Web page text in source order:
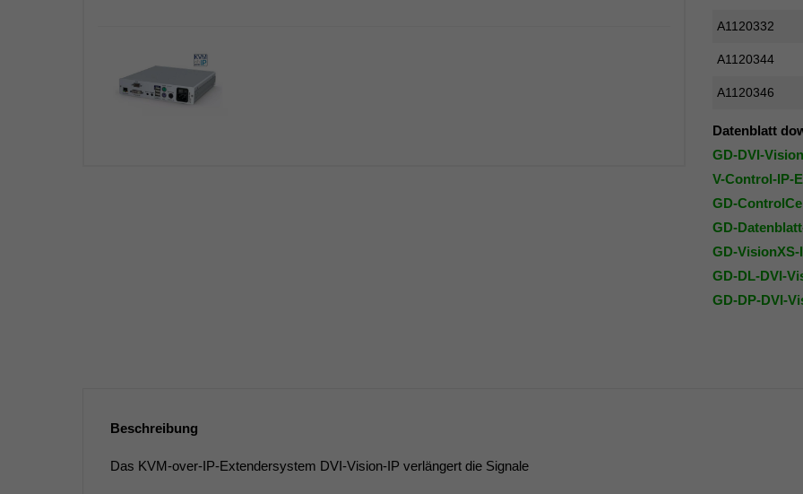
A1120332
A1120344
A1120346
Datenblatt
GD-DVI-
V-Control-IP-
GD-
GD-
GD-VisionXS-
GD-DL-DVI-
GD-DP-DVI-
Beschreibung
Das KVM-over-IP-Extendersystem DVI-Vision-IP verlängert die Signale